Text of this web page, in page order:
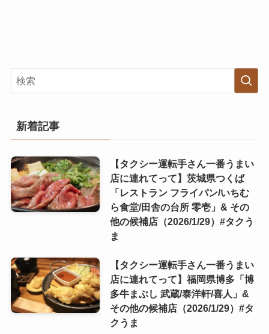
新着記事
【タクシー運転手さん一番うまい
店に連れてって】茨城県つくば
「レストラン フライパン/いちむ
ら食堂/田舎の台所 零壱」& その
他の候補店（2026/1/29）#タクう
ま
【タクシー運転手さん一番うまい
店に連れてって】福岡県博多「博
多牛まぶし 武蔵/泰洋軒/喜人」&
その他の候補店（2026/1/29）#タ
クうま